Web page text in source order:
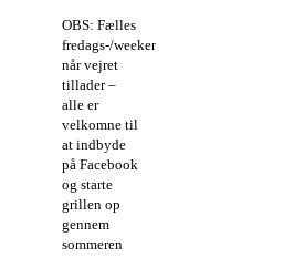
OBS: Fælles
fredags-/weekendgrill
når vejret
tillader –
alle er
velkomne til
at indbyde
på Facebook
og starte
grillen op
gennem
sommeren